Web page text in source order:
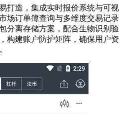
打造，集成实时报价系统与可视
场订单簿查询与多维度交易记录
分离存储方案，配合生物识别验
构建账户防护矩阵，确保用户资